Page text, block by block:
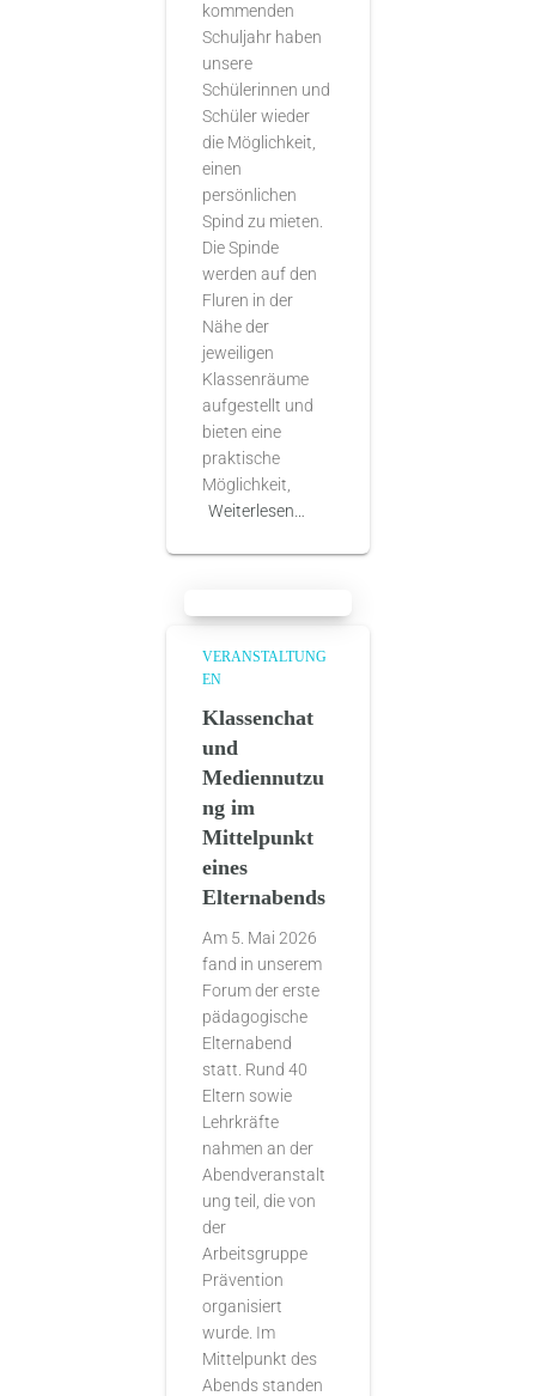
kommenden
Schuljahr haben
unsere
Schülerinnen und
Schüler wieder
die Möglichkeit,
einen
persönlichen
Spind zu mieten.
Die Spinde
werden auf den
Fluren in der
Nähe der
jeweiligen
Klassenräume
aufgestellt und
bieten eine
praktische
Möglichkeit,
Weiterlesen…
VERANSTALTUNG
EN
Klassenchat
und
Mediennutzu
ng im
Mittelpunkt
eines
Elternabends
Am 5. Mai 2026
fand in unserem
Forum der erste
pädagogische
Elternabend
statt. Rund 40
Eltern sowie
Lehrkräfte
nahmen an der
Abendveranstalt
ung teil, die von
der
Arbeitsgruppe
Prävention
organisiert
wurde. Im
Mittelpunkt des
Abends standen